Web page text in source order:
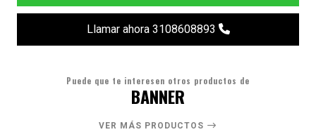
Llamar ahora 3108608893
Puede que te interesen otros productos de
BANNER
VER MÁS PRODUCTOS